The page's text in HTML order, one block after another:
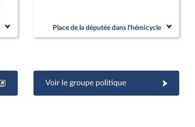
Place de la députée dans l'hémicycle
Voir le groupe politique